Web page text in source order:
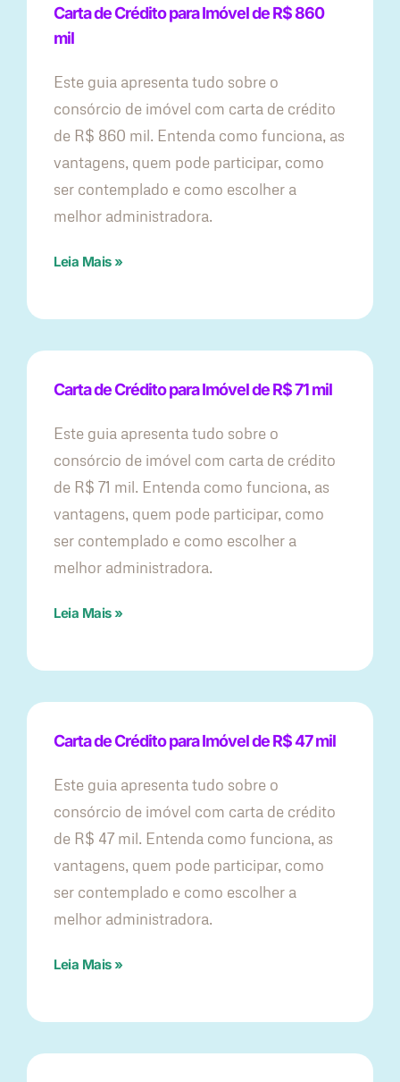
Carta de Crédito para Imóvel de R$ 860
mil
Este guia apresenta tudo sobre o
consórcio de imóvel com carta de crédito
de R$ 860 mil. Entenda como funciona, as
vantagens, quem pode participar, como
ser contemplado e como escolher a
melhor administradora.
Leia Mais »
Carta de Crédito para Imóvel de R$ 71 mil
Este guia apresenta tudo sobre o
consórcio de imóvel com carta de crédito
de R$ 71 mil. Entenda como funciona, as
vantagens, quem pode participar, como
ser contemplado e como escolher a
melhor administradora.
Leia Mais »
Carta de Crédito para Imóvel de R$ 47 mil
Este guia apresenta tudo sobre o
consórcio de imóvel com carta de crédito
de R$ 47 mil. Entenda como funciona, as
vantagens, quem pode participar, como
ser contemplado e como escolher a
melhor administradora.
Leia Mais »